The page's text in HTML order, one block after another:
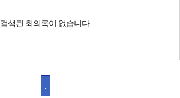
검색된 회의록이 없습니다.